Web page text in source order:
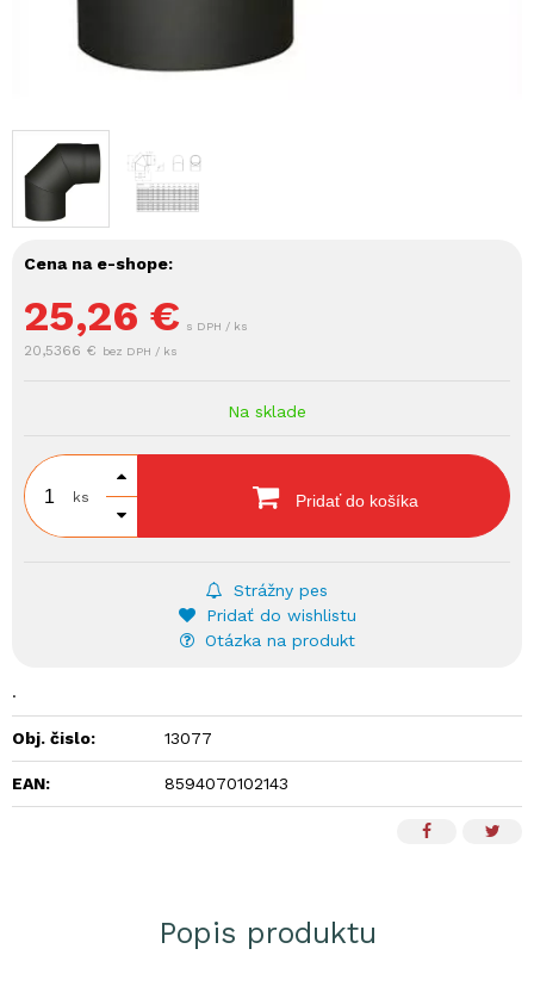
Cena na e-shope:
25,26 € s DPH / ks
20,5366 € bez DPH / ks
Na sklade
ks Pridať do košíka
Strážny pes
Pridať do wishlistu
Otázka na produkt
.
Obj. čislo: 13077
EAN: 8594070102143
Popis produktu